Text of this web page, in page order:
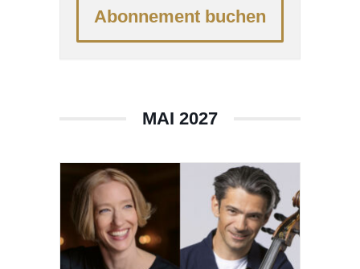
Seelen auf gleicher Frequenz ...
Abonnement buchen
MAI 2027